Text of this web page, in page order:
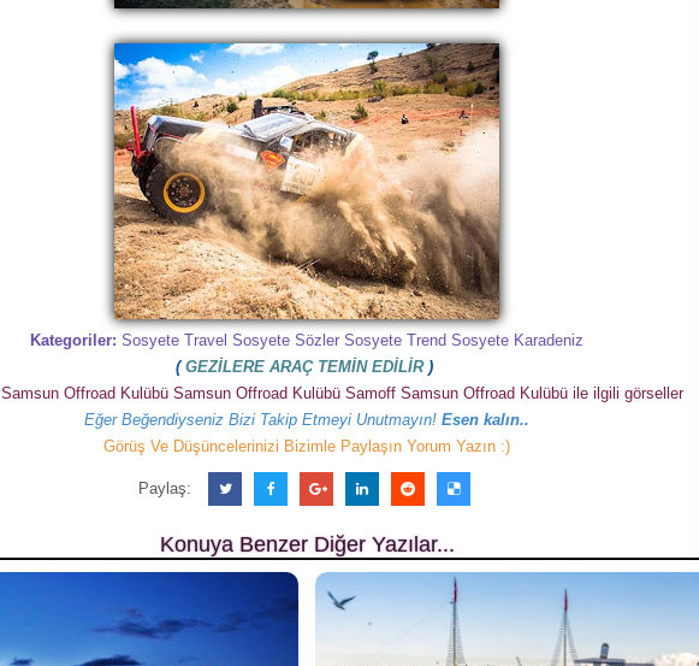
Kategoriler: Sosyete Travel Sosyete Sözler Sosyete Trend Sosyete Karadeniz
(GEZİLERE ARAÇ TEMİN EDİLİR)
Samsun Offroad Kulübü Samsun Offroad Kulübü Samoff Samsun Offroad Kulübü ile ilgili görseller
Eğer Beğendiyseniz Bizi Takip Etmeyi Unutmayın! Esen kalın..
Görüş Ve Düşüncelerinizi Bizimle Paylaşın Yorum Yazın :)
Paylaş:
Konuya Benzer Diğer Yazılar...